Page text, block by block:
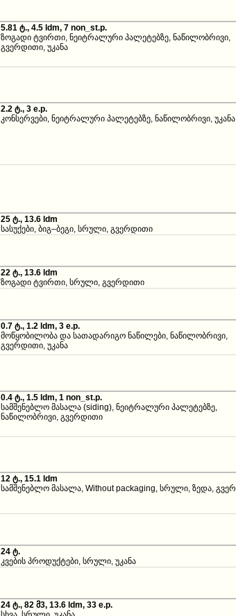
5.81 ტ., 4.5 ldm, 7 non_st.p.
ზოგადი ტვირთი, ნეიტრალური პალეტებზე, ნაწილობრივი,
გვერდითი, უკანა
2.2 ტ., 3 e.p.
კონსერვები, ნეიტრალური პალეტებზე, ნაწილობრივი, უკანა
25 ტ., 13.6 ldm
სასუქები, ბიგ–ბეგი, სრული, გვერდითი
22 ტ., 13.6 ldm
ზოგადი ტვირთი, სრული, გვერდითი
0.7 ტ., 1.2 ldm, 3 e.p.
მოწყობილობა და სათადარიგო ნაწილები, ნაწილობრივი,
გვერდითი, უკანა
0.4 ტ., 1.5 ldm, 1 non_st.p.
სამშენებლო მასალა (siding), ნეიტრალური პალეტებზე,
ნაწილობრივი, გვერდითი
12 ტ., 15.1 ldm
სამშენებლო მასალა, Without packaging, სრული, ზედა,
24 ტ.
კვების პროდუქტები, სრული, უკანა
24 ტ., 82 მ3, 13.6 ldm, 33 e.p.